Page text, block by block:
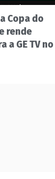
Copa do
rende
a GE TV no